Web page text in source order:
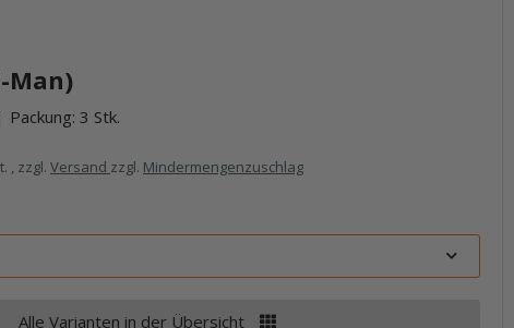
Man)
Packung: 3 Stk.
, zzgl. Versand zzgl. Mindermengenzuschlag
Alle Varianten in der Übersicht